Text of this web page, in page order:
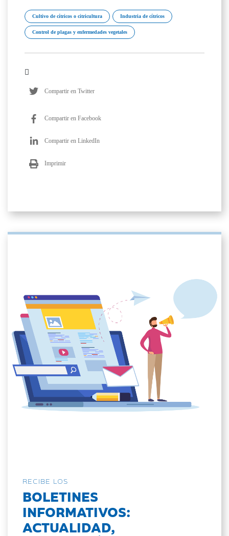
Cultivo de cítricos o citricultura Industria de cítricos
Control de plagas y enfermedades vegetales
Compartir en Twitter
Compartir en Facebook
Compartir en LinkedIn
Imprimir
RECIBE LOS
BOLETINES
INFORMATIVOS:
ACTUALIDAD,